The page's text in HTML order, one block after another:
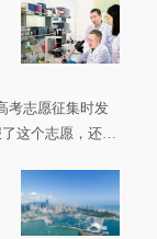
考志愿征集时发
这个志愿，还真
。